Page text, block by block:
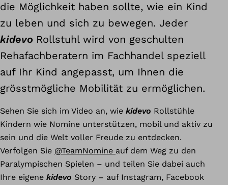
die Möglichkeit haben sollte, wie ein Kind
zu leben und sich zu bewegen. Jeder
kidevo Rollstuhl wird von geschulten
Rehafachberatern im Fachhandel speziell
auf Ihr Kind angepasst, um Ihnen die
grösstmögliche Mobilität zu ermöglichen.
Sehen Sie sich im Video an, wie kidevo Rollstühle
Kindern wie Nomine unterstützen, mobil und aktiv zu
sein und die Welt voller Freude zu entdecken.
Verfolgen Sie @TeamNomine auf dem Weg zu den
Paralympischen Spielen – und teilen Sie dabei auch
Ihre eigene kidevo Story – auf Instagram, Facebook